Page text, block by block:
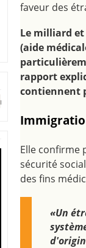
faveur des
Le milliard et
(aide
rapport
contiennent
Elle confirme
sécurité
des fins
«Un